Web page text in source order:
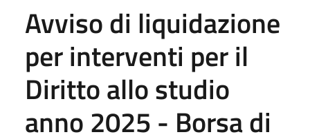
Avviso di liquidazione
per interventi per il
Diritto allo studio
anno 2025 - Borsa di